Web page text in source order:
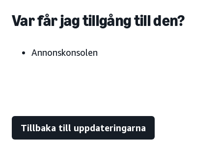
Var får jag tillgång till den?
Annonskonsolen
Tillbaka till uppdateringarna